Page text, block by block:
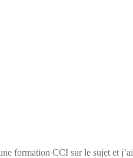
formation CCI sur le sujet et